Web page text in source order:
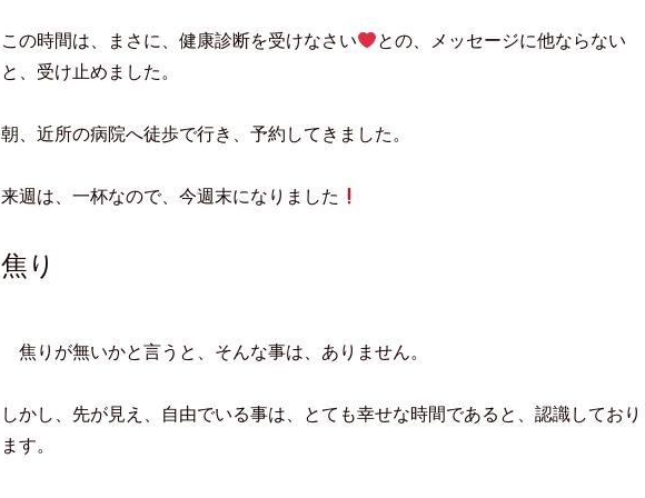
この時間は、まさに、健康診断を受けなさい
との、メッセージに他ならない
と、受け止めました。
朝、近所の病院へ徒歩で行き、予約してきました。
来週は、一杯なので、今週末になりました
焦り
焦りが無いかと言うと、そんな事は、ありません。
しかし、先が見え、自由でいる事は、とても幸せな時間であると、認識しており
ます。